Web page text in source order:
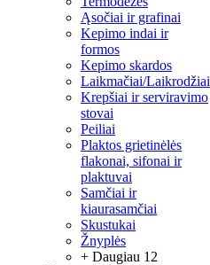
Ąsočiai ir grafinai
Kepimo indai ir
formos
Kepimo skardos
Laikmačiai/Laikrodžiai
Krepšiai ir serviravimo
stovai
Peiliai
Plaktos grietinėlės
flakonai, sifonai ir
plaktuvai
Samčiai ir
kiaurasamčiai
Skustukai
Žnyplės
+ Daugiau 12